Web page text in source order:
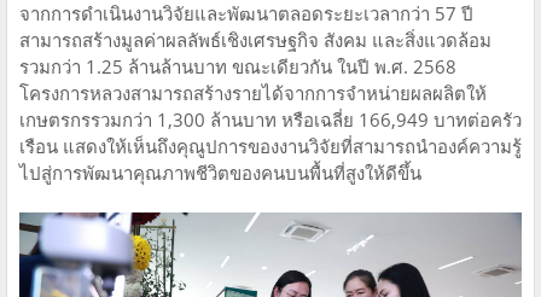
จากการดำเนินงานวิจัยและพัฒนาตลอดระยะเวลากว่า 57 ปี
สามารถสร้างมูลค่าผลลัพธ์เชิงเศรษฐกิจ สังคม และสิ่งแวดล้อม
รวมกว่า 1.25 ล้านล้านบาท ขณะเดียวกัน ในปี พ.ศ. 2568
โครงการหลวงสามารถสร้างรายได้จากการจำหน่ายผลผลิตให้
เกษตรกรรวมกว่า 1,300 ล้านบาท หรือเฉลี่ย 166,949 บาทต่อครัว
เรือน แสดงให้เห็นถึงคุณูปการของงานวิจัยที่สามารถนำองค์ความรู้
ไปสู่การพัฒนาคุณภาพชีวิตของคนบนพื้นที่สูงให้ดีขึ้น